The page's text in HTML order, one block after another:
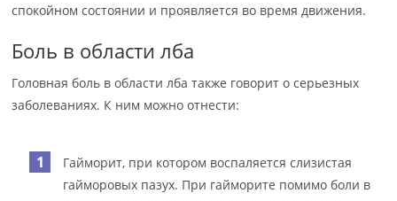
спокойном состоянии и проявляется во время движения.
Боль в области лба
Головная боль в области лба также говорит о серьезных
заболеваниях. К ним можно отнести:
Гайморит, при котором воспаляется слизистая
гайморовых пазух. При гайморите помимо боли в